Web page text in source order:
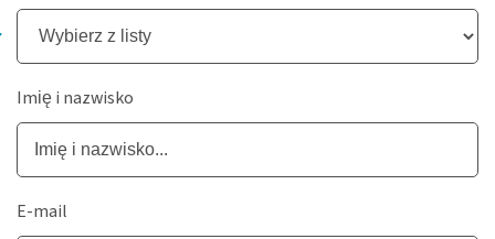
Imię i nazwisko
E-mail